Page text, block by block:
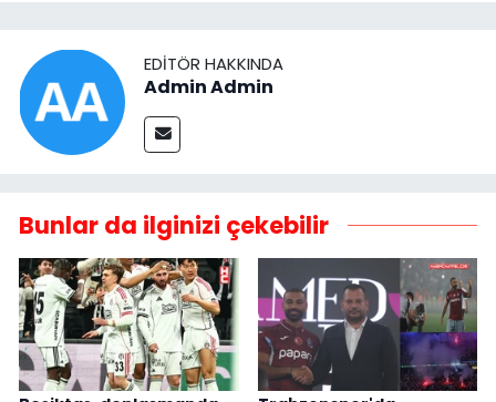
EDITÖR HAKKINDA
Admin Admin
Bunlar da ilginizi çekebilir